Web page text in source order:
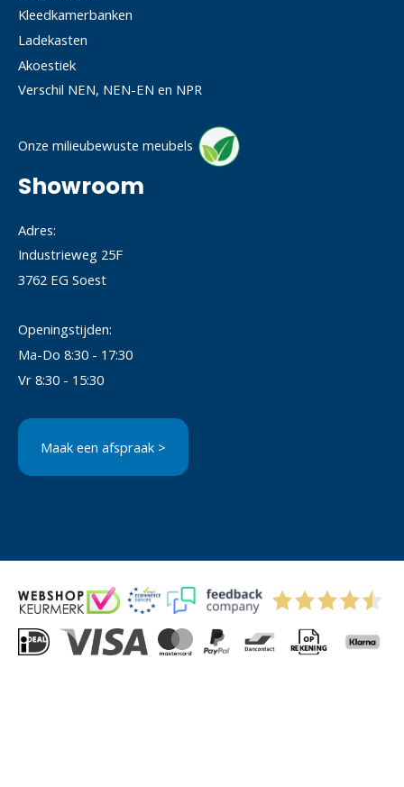
Kleedkamerbanken
Ladekasten
Akoestiek
Verschil NEN, NEN-EN en NPR
Onze milieubewuste meubels
Showroom
Adres:
Industrieweg 25F
3762 EG Soest
Openingstijden:
Ma-Do 8:30 - 17:30
Vr 8:30 - 15:30
Maak een afspraak >